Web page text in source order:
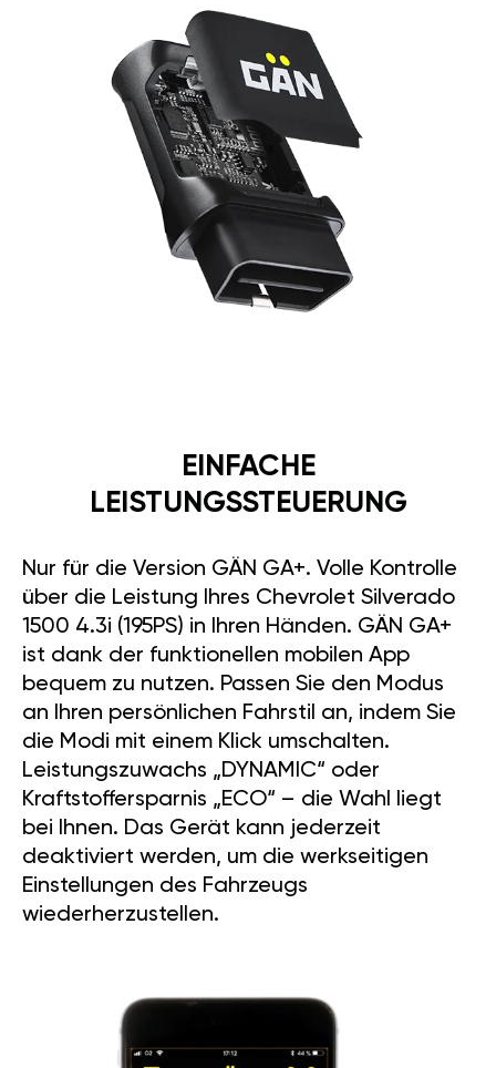
EINFACHE
LEISTUNGSSTEUERUNG
Nur für die Version GÄN GA+. Volle Kontrolle
über die Leistung Ihres Chevrolet Silverado
1500 4.3i (195PS) in Ihren Händen. GÄN GA+
ist dank der funktionellen mobilen App
bequem zu nutzen. Passen Sie den Modus
an Ihren persönlichen Fahrstil an, indem Sie
die Modi mit einem Klick umschalten.
Leistungszuwachs „DYNAMIC“ oder
Kraftstoffersparnis „ECO“ – die Wahl liegt
bei Ihnen. Das Gerät kann jederzeit
deaktiviert werden, um die werkseitigen
Einstellungen des Fahrzeugs
wiederherzustellen.